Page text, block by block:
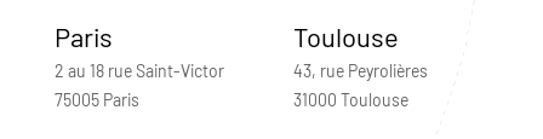
Paris
2 au 18 rue Saint-Victor
75005 Paris
Toulouse
43, rue Peyrolières
31000 Toulouse